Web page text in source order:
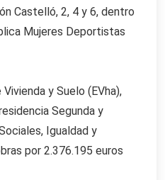
Castelló, 2, 4 y 6, dentro
Mujeres Deportistas
y Suelo (EVha),
Segunda y
Igualdad y
por 2.376.195 euros